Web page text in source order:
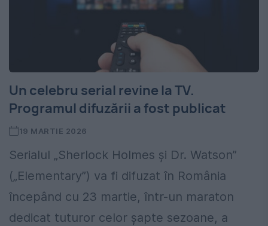
Un celebru serial revine la TV.
Programul difuzării a fost publicat
19 MARTIE 2026
Serialul „Sherlock Holmes și Dr. Watson”
(„Elementary”) va fi difuzat în România
începând cu 23 martie, într-un maraton
dedicat tuturor celor șapte sezoane, a